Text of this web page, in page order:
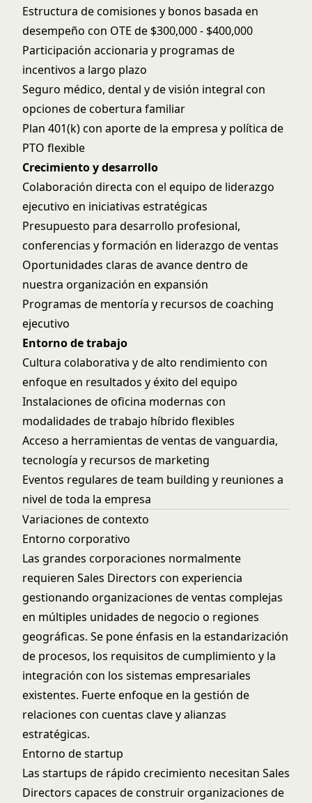
Estructura de comisiones y bonos basada en
desempeño con OTE de $300,000 - $400,000
Participación accionaria y programas de
incentivos a largo plazo
Seguro médico, dental y de visión integral con
opciones de cobertura familiar
Plan 401(k) con aporte de la empresa y política de
PTO flexible
Crecimiento y desarrollo
Colaboración directa con el equipo de liderazgo
ejecutivo en iniciativas estratégicas
Presupuesto para desarrollo profesional,
conferencias y formación en liderazgo de ventas
Oportunidades claras de avance dentro de
nuestra organización en expansión
Programas de mentoría y recursos de coaching
ejecutivo
Entorno de trabajo
Cultura colaborativa y de alto rendimiento con
enfoque en resultados y éxito del equipo
Instalaciones de oficina modernas con
modalidades de trabajo híbrido flexibles
Acceso a herramientas de ventas de vanguardia,
tecnología y recursos de marketing
Eventos regulares de team building y reuniones a
nivel de toda la empresa
Variaciones de contexto
Entorno corporativo
Las grandes corporaciones normalmente
requieren Sales Directors con experiencia
gestionando organizaciones de ventas complejas
en múltiples unidades de negocio o regiones
geográficas. Se pone énfasis en la estandarización
de procesos, los requisitos de cumplimiento y la
integración con los sistemas empresariales
existentes. Fuerte enfoque en la gestión de
relaciones con cuentas clave y alianzas
estratégicas.
Entorno de startup
Las startups de rápido crecimiento necesitan Sales
Directors capaces de construir organizaciones de